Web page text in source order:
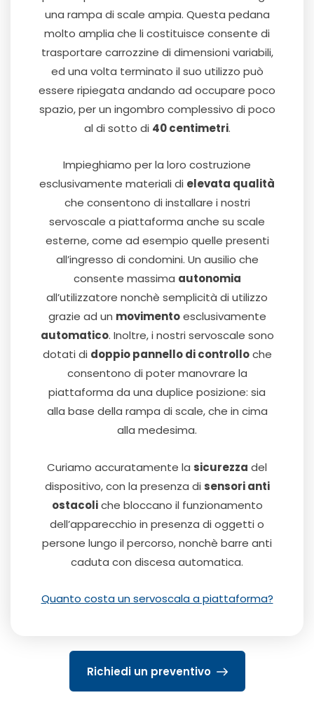
una rampa di scale ampia. Questa pedana
molto amplia che li costituisce consente di
trasportare carrozzine di dimensioni variabili,
ed una volta terminato il suo utilizzo può
essere ripiegata andando ad occupare poco
spazio, per un ingombro complessivo di poco
al di sotto di 40 centimetri.
Impieghiamo per la loro costruzione
esclusivamente materiali di elevata qualità
che consentono di installare i nostri
servoscale a piattaforma anche su scale
esterne, come ad esempio quelle presenti
all’ingresso di condomini. Un ausilio che
consente massima autonomia
all’utilizzatore nonchè semplicità di utilizzo
grazie ad un movimentoesclusivamente
automatico. Inoltre, i nostri servoscale sono
dotati di doppio pannello di controlloche
consentono di poter manovrare la
piattaforma da una duplice posizione: sia
alla base della rampa di scale, che in cima
alla medesima.
Curiamo accuratamente la sicurezza del
dispositivo, con la presenza di sensori anti
ostacoliche bloccano il funzionamento
dell’apparecchio in presenza di oggetti o
persone lungo il percorso, nonchè barre anti
caduta con discesa automatica.
Quanto costa un servoscala a piattaforma?
Richiedi un preventivo